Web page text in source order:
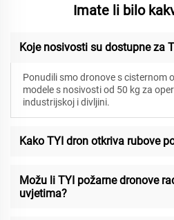
Imate li bilo
Koje nosivosti su dostupne za
Ponudili smo dronove s cisternom
modele s nosivosti od 50 kg za
industrijskoj i divljini.
Kako TYI dron otkriva rubove
Možu li TYI požarne dronove
uvjetima?